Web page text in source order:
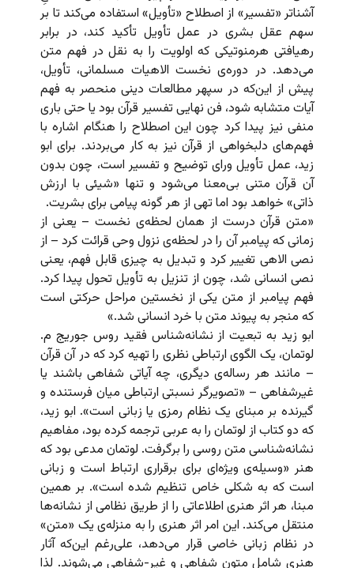
آشناتر «تفسیر» از اصطلاح «تأویل» استفاده می‌کند تا بر
سهم عقل بشری در عمل تأویل تأکید کند، در برابر
رهیافتی هرمنوتیکی که اولویت را به نقل در فهم متن
می‌دهد. در دوره‌ی نخست الاهیات مسلمانی، تأویل،
پیش از این‌که در سپهر مطالعات دینی منحصر به فهم
آیات متشابه شود، فن نهایی تفسیر قرآن بود یا حتی باری
منفی نیز پیدا کرد چون این اصطلاح را هنگام اشاره با
فهم‌های دلبخواهی از قرآن نیز به کار می‌بردند. برای ابو
زید، عمل تأویل ورای توضیح و تفسیر است، چون بدون
آن قرآن متنی بی‌معنا می‌شود و تنها «شیئی با ارزش
ذاتی» خواهد بود اما تهی از هر گونه پیامی برای بشریت.
«متن قرآن درست از همان لحظه‌ی نخست – یعنی از
زمانی که پیامبر آن را در لحظه‌ی نزول وحی قرائت کرد – از
نصی الاهی تغییر کرد و تبدیل به چیزی قابل فهم، یعنی
نصی انسانی شد، چون از تنزیل به تأویل تحول پیدا کرد.
فهم پیامبر از متن یکی از نخستین مراحل حرکتی است
که منجر به پیوند متن با خرد انسانی شد.»
ابو زید به تبعیت از نشانه‌شناس فقید روس جوریج م.
لوتمان، یک الگوی ارتباطی نظری را تهیه کرد که در آن قرآن
– مانند هر رساله‌ی دیگری، چه آیاتی شفاهی باشند یا
غیرشفاهی – «تصویرگر نسبتی ارتباطی میان فرستنده و
گیرنده بر مبنای یک نظام رمزی یا زبانی است». ابو زید،
که دو کتاب از لوتمان را به عربی ترجمه کرده بود، مفاهیم
نشانه‌شناسی متن روسی را برگرفت. لوتمان مدعی بود که
هنر «وسیله‌ی ویژه‌ای برای برقراری ارتباط است و زبانی
است که به شکلی خاص تنظیم شده است». بر همین
مبنا، هر اثر هنری اطلاعاتی را از طریق نظامی از نشانه‌ها
منتقل می‌کند. این امر اثر هنری را به منزله‌ی یک «متن»
در نظام زبانی خاصی قرار می‌دهد، علی‌رغم این‌که آثار
هنری شامل متون شفاهی و غیر-شفاهی می‌شوند. لذا